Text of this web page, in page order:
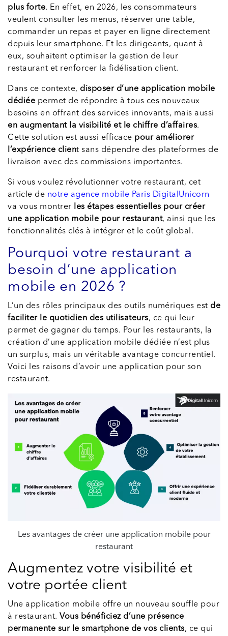
plus forte. En effet, en 2026, les consommateurs
veulent consulter les menus, réserver une table,
commander un repas et payer en ligne directement
depuis leur smartphone. Et les dirigeants, quant à
eux, souhaitent optimiser la gestion de leur
restaurant et renforcer la fidélisation client.
Dans ce contexte, disposer d’une application mobile
dédiée permet de répondre à tous ces nouveaux
besoins en offrant des services innovants, mais aussi
en augmentant la visibilité et le chiffre d’affaires.
Cette solution est aussi efficace pour améliorer
l’expérience client sans dépendre des plateformes de
livraison avec des commissions importantes.
Si vous voulez révolutionner votre restaurant, cet
article de notre agence mobile Paris DigitalUnicorn
va vous montrer
les étapes essentielles pour créer
une application mobile pour restaurant, ainsi que les
fonctionnalités clés à intégrer et le coût global.
Pourquoi votre restaurant a
besoin d’une application
mobile en 2026 ?
L’un des rôles principaux des outils numériques est de
faciliter le quotidien des utilisateurs, ce qui leur
permet de gagner du temps. Pour les restaurants, la
création d’une application mobile dédiée n’est plus
un surplus, mais un véritable avantage concurrentiel.
Voici les raisons d’avoir une application pour son
restaurant.
Les avantages de créer une application mobile pour
restaurant
Augmentez votre visibilité et
votre portée client
Une application mobile offre un nouveau souffle pour
à restaurant. Vous bénéficiez d’une présence
permanente sur le smartphone de vos clients, ce qui